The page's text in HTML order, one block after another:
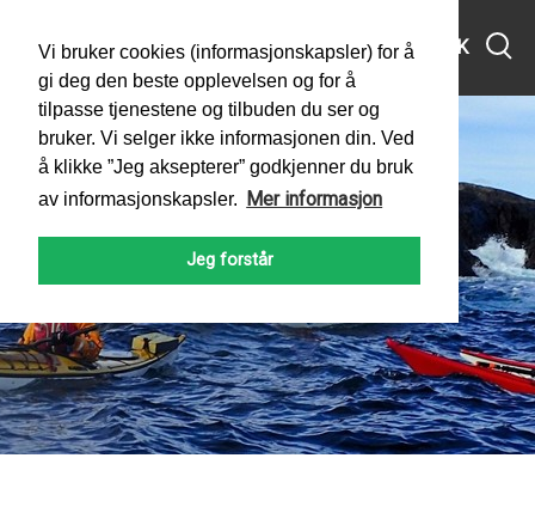
Vi bruker cookies (informasjonskapsler) for å
gi deg den beste opplevelsen og for å
tilpasse tjenestene og tilbuden du ser og
bruker. Vi selger ikke informasjonen din. Ved
å klikke ”Jeg aksepterer” godkjenner du bruk
av informasjonskapsler.
Mer informasjon
Jeg forstår
MENY SØK
Teknikk